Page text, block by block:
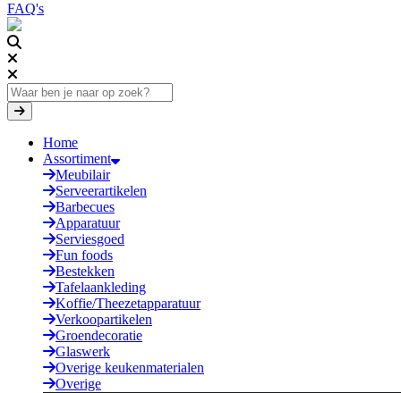
FAQ's
Home
Assortiment
Meubilair
Serveerartikelen
Barbecues
Apparatuur
Serviesgoed
Fun foods
Bestekken
Tafelaankleding
Koffie/Theezetapparatuur
Verkoopartikelen
Groendecoratie
Glaswerk
Overige keukenmaterialen
Overige